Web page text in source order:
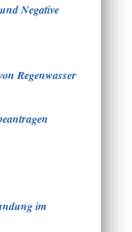
Negative
Regenwasser
im